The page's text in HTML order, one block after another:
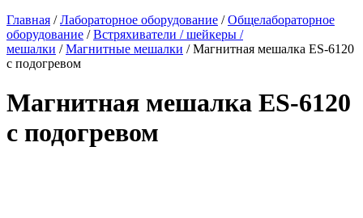
Главная /Лабораторное оборудование /Общелабораторное
оборудование /Встряхиватели / шейкеры /
мешалки /Магнитные мешалки / Магнитная мешалка ES-6120
с подогревом
Магнитная мешалка ES-6120
с подогревом